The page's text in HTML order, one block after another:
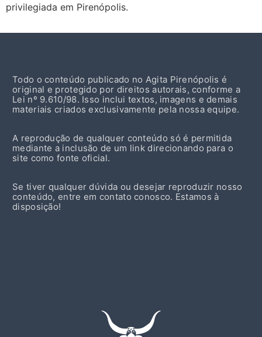
privilegiada em Pirenópolis.
Todo o conteúdo publicado no Agita Pirenópolis é
original e protegido por direitos autorais, conforme a
Lei nº 9.610/98. Isso inclui textos, imagens e demais
materiais criados exclusivamente pela nossa equipe.
A reprodução de qualquer conteúdo só é permitida
mediante a inclusão de um link direcionando para o
site como fonte oficial.
Se tiver qualquer dúvida ou desejar reproduzir nosso
conteúdo, entre em contato conosco. Estamos à
disposição!